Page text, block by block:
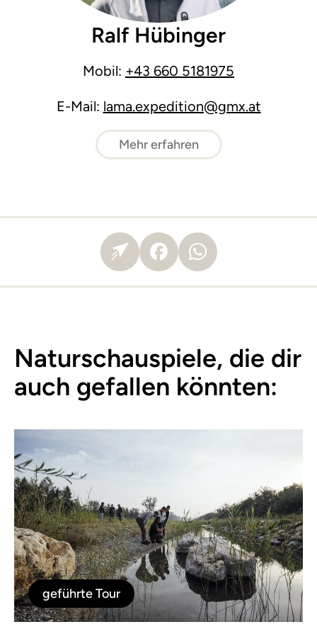
Ralf Hübinger
Mobil: +43 660 5181975
E-Mail: lama.expedition@gmx.at
Mehr erfahren
Naturschauspiele, die dir
auch gefallen könnten:
geführte Tour